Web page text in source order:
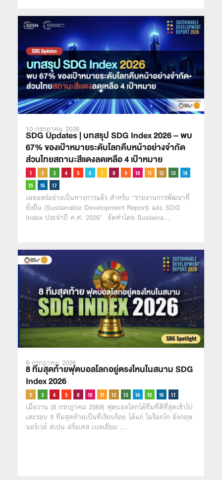
10 กรกฎาคม 2026
SDG Updates | บทสรุป SDG Index 2026 – พบ
67% ของเป้าหมายระดับโลกคืบหน้าอย่างจำกัด
ส่วนไทยสถานะสีเเดงลดเหลือ 4 เป้าหมาย
เผยแพร่อย่างเป็นทางการแล้ว สำหรับ “รายงานการพัฒนาที่
ยั่งยืน (Sustainable Development Report) และ SDG
Index ประจำปี ค.ศ. 2026” จัดทำโดย Sustaina…
9 กรกฎาคม 2026
8 ทีมสุดท้ายฟุตบอลโลกอยู่ตรงไหนในสนาม SDG
Index 2026
เมื่อวาน (8 กรกฎาคม 2569) ฟุตบอลโลกได้ทีมที่ดีที่สุดเข้าไป
เตะรอบ 8 ทีมสุดท้ายเป็นที่เรียบร้อย ได้แก่ โมร็อกโก อังกฤษ
นอร์เวย์ สเปน ฝรั่งเศส เบลเยียม …